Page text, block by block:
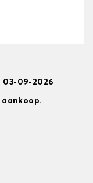
09-2026